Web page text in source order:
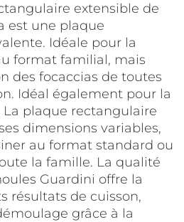
extensible de
est une plaque
Idéale pour la
format familial, mais
des focaccias de toutes
Idéal également pour la
La plaque rectangulaire
dimensions variables,
au format standard ou
la famille. La qualité
Guardini offre la
résultats de cuisson,
grâce à la